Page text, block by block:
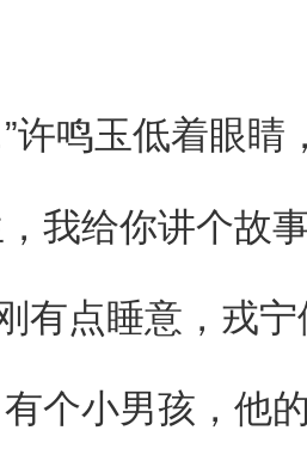
玉低着眼睛，
给你讲个故事
点睡意，戎宁
个小男孩，他